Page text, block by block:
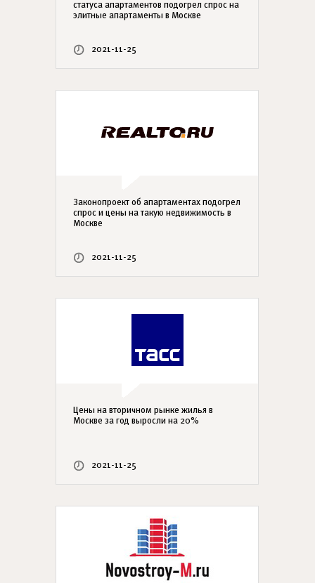
статуса апартаментов подогрел спрос на
элитные апартаменты в Москве
2021-11-25
Законопроект об апартаментах подогрел
спрос и цены на такую недвижимость в
Москве
2021-11-25
Цены на вторичном рынке жилья в
Москве за год выросли на 20%
2021-11-25